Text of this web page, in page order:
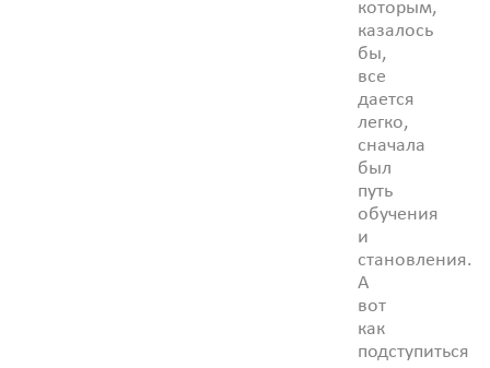
которым,
казалось
бы,
все
дается
легко,
сначала
был
путь
обучения
и
становления.
А
вот
как
подступиться